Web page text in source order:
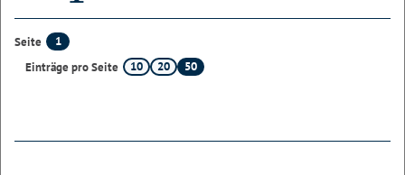
Seite
1
Einträge pro Seite
10 20 50